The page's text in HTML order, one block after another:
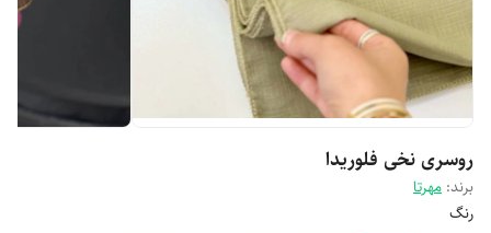
روسری نخی فلوریدا
برند: مهرتا
رنگ